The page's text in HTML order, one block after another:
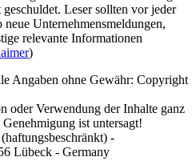
Leser sollten vor jeder
Unternehmensmeldungen,
relevante Informationen
)
Angaben ohne Gewähr: Copyright
Verwendung der Inhalte ganz
ist untersagt!
-
Lübeck - Germany